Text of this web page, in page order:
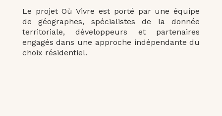
Le projet Où Vivre est porté par une équipe
de géographes, spécialistes de la donnée
territoriale, développeurs et partenaires
engagés dans une approche indépendante du
choix résidentiel.